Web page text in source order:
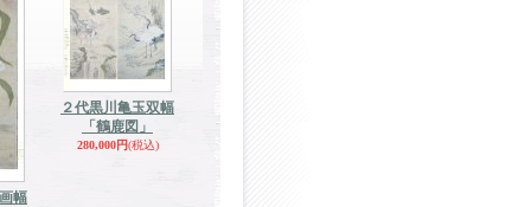
幅
２代黒川亀玉双幅
「鶴鹿図」
280,000円(税込)